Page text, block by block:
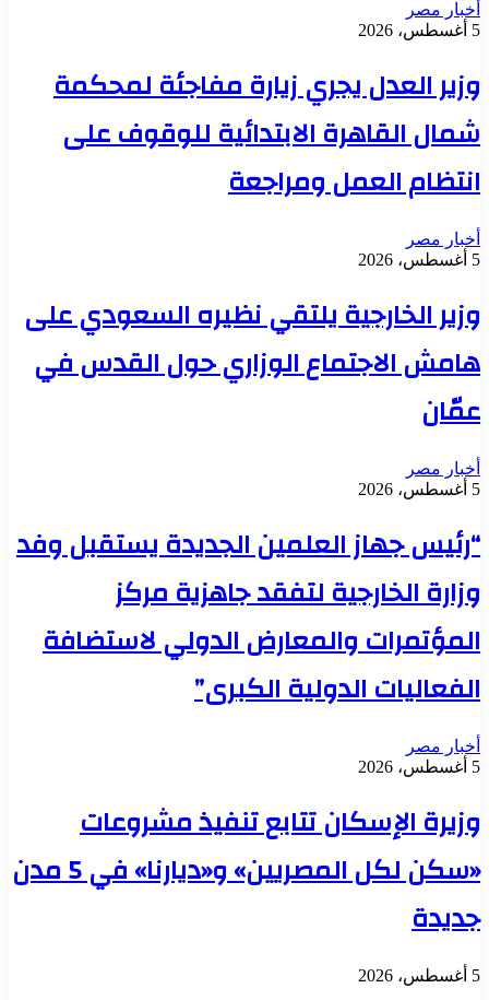
أخبار مصر
5 أغسطس، 2026
وزير العدل يجري زيارة مفاجئة لمحكمة
شمال القاهرة الابتدائية للوقوف على
انتظام العمل ومراجعة
أخبار مصر
5 أغسطس، 2026
وزير الخارجية يلتقي نظيره السعودي على
هامش الاجتماع الوزاري حول القدس في
عمّان
أخبار مصر
5 أغسطس، 2026
“رئيس جهاز العلمين الجديدة يستقبل وفد
وزارة الخارجية لتفقد جاهزية مركز
المؤتمرات والمعارض الدولي لاستضافة
الفعاليات الدولية الكبرى”
أخبار مصر
5 أغسطس، 2026
وزيرة الإسكان تتابع تنفيذ مشروعات
«سكن لكل المصريين» و«ديارنا» في 5 مدن
جديدة
5 أغسطس، 2026